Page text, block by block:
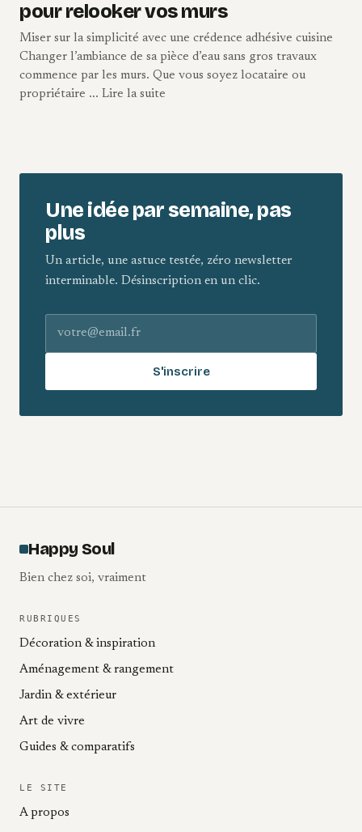
pour relooker vos murs
Miser sur la simplicité avec une crédence adhésive cuisine
Changer l’ambiance de sa pièce d’eau sans gros travaux
commence par les murs. Que vous soyez locataire ou
propriétaire ... Lire la suite
Une idée par semaine, pas
plus
Un article, une astuce testée, zéro newsletter
interminable. Désinscription en un clic.
Adresse e-mail
S'inscrire
Happy Soul
Bien chez soi, vraiment
RUBRIQUES
Décoration & inspiration
Aménagement & rangement
Jardin & extérieur
Art de vivre
Guides & comparatifs
LE SITE
A propos